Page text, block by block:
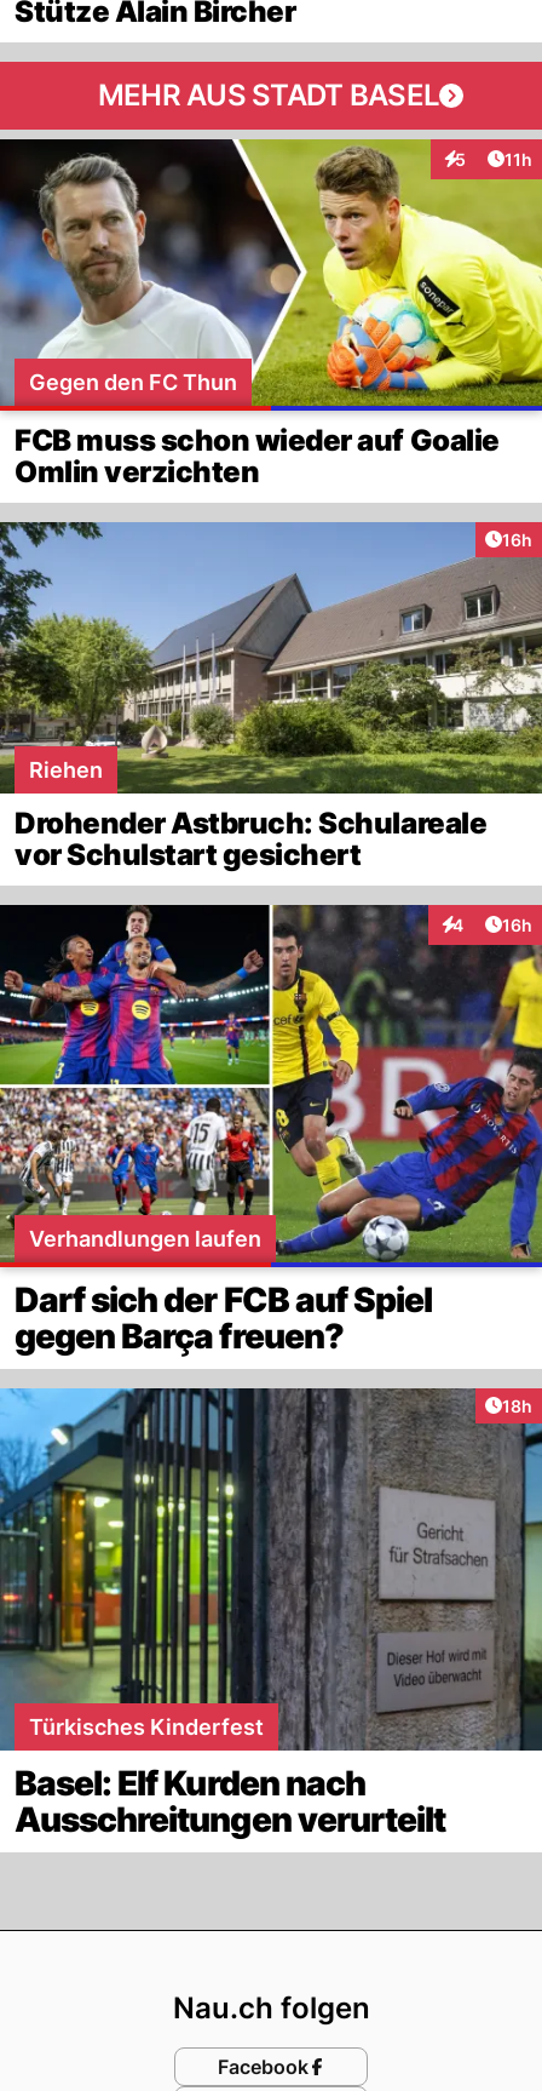
Stütze Alain Bircher
MEHR AUS STADT BASEL
5 11h
Gegen den FC Thun
FCB muss schon wieder auf Goalie
Omlin verzichten
16h
Riehen
Drohender Astbruch: Schulareale
vor Schulstart gesichert
4
Interaktionen
16h
Verhandlungen laufen
Darf sich der FCB auf Spiel
gegen Barça freuen?
18h
Türkisches Kinderfest
Basel: Elf Kurden nach
Ausschreitungen verurteilt
Nau.ch folgen
Facebook